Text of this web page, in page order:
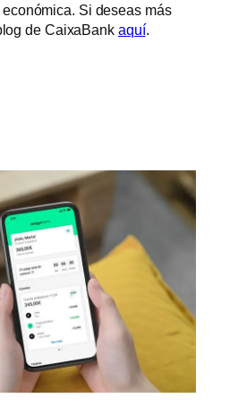
Si deseas más
de CaixaBank aquí.